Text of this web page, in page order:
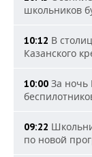
школьников
10:12 В
Казанского
10:00 За ночь
09:22
по новой